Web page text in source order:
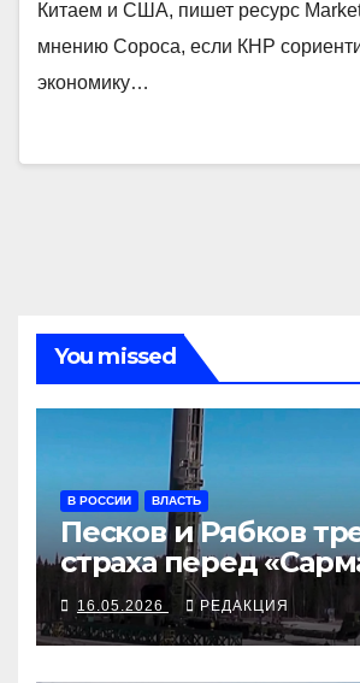
Китаем и США, пишет ресурс
мнению Сороса, если КНР
экономику…
You missed
В РОССИИ ВЛАСТЬ
Песков и Рябков
страха перед
16.05.2026 РЕДАКЦИЯ